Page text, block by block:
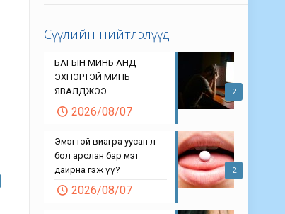
Сүүлийн нийтлэлүүд
2
БАГЫН МИНЬ АНД
ЭХНЭРТЭЙ МИНЬ
ЯВАЛДЖЭЭ
2026/08/07
2
Эмэгтэй виагра уусан л
бол арслан бар мэт
дайрна гэж үү?
2026/08/07